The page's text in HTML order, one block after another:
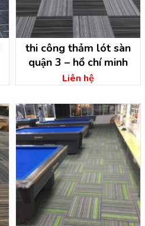
thi công thảm lót sàn
quận 3 – hồ chí minh
Liên hệ